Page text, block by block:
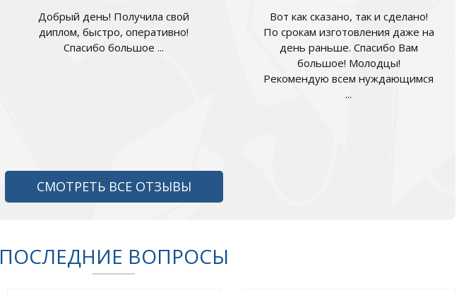
Добрый день! Получила свой
диплом, быстро, оперативно!
Спасибо большое ...
Вот как сказано, так и сделано!
По срокам изготовления даже на
день раньше. Спасибо Вам
большое! Молодцы!
Рекомендую всем нуждающимся
...
СМОТРЕТЬ ВСЕ ОТЗЫВЫ
ПОСЛЕДНИЕ ВОПРОСЫ